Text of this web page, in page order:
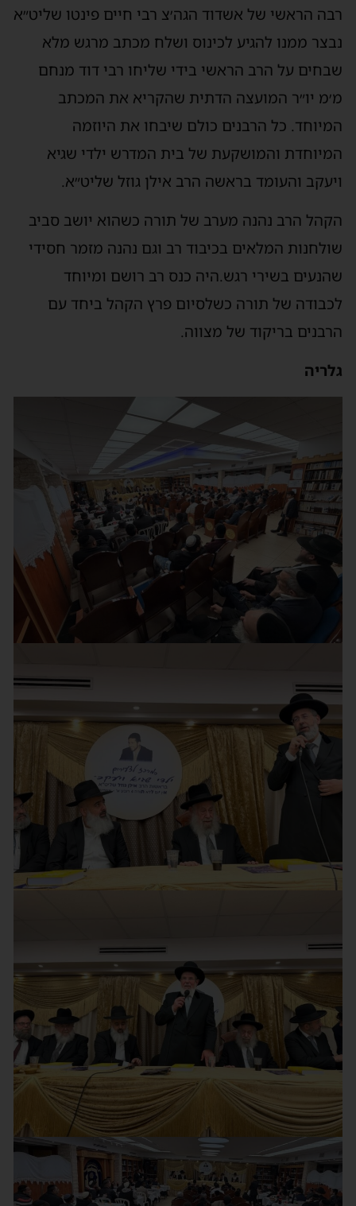
רבה הראשי של אשדוד הגה׳צ רבי חיים פינטו שליט״א
נבצר ממנו להגיע לכינוס ושלח מכתב מרגש מלא
שבחים על הרב הראשי בידי שליחו רבי דוד מנחם
מ׳מ יו״ר המועצה הדתית שהקריא את המכתב
המיוחד. כל הרבנים כולם שיבחו את היוזמה
המיוחדת והמושקעת של בית המדרש ילדי שגיא
ויעקב והעומד בראשה הרב אילן גוזל שליט״א.
הקהל הרב נהנה מערב של תורה כשהוא יושב סביב
שולחנות המלאים בכיבוד רב וגם נהנה מזמר חסידי
שהנעים בשירי רגש.היה כנס רב רושם ומיוחד
לכבודה של תורה כשלסיום פרץ הקהל ביחד עם
הרבנים בריקוד של מצווה.
גלריה